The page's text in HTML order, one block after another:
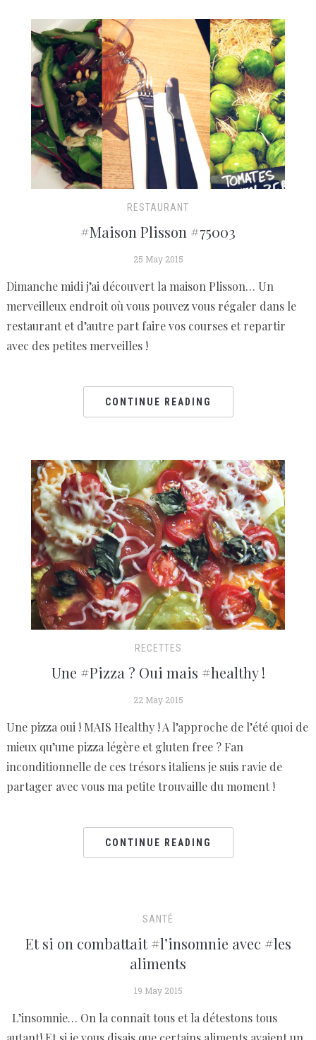
RESTAURANT
#Maison Plisson #75003
25 May 2015
Dimanche midi j’ai découvert la maison Plisson… Un
merveilleux endroit où vous pouvez vous régaler dans le
restaurant et d’autre part faire vos courses et repartir
avec des petites merveilles !
CONTINUE READING
RECETTES
Une #Pizza ? Oui mais #healthy !
22 May 2015
Une pizza oui ! MAIS Healthy ! A l’approche de l’été quoi de
mieux qu’une pizza légère et gluten free ? Fan
inconditionnelle de ces trésors italiens je suis ravie de
partager avec vous ma petite trouvaille du moment !
CONTINUE READING
SANTÉ
Et si on combattait #l’insomnie avec #les
aliments
19 May 2015
L’insomnie… On la connaît tous et la détestons tous